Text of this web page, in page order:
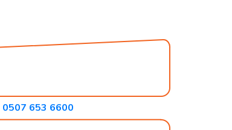
0507 653 6600